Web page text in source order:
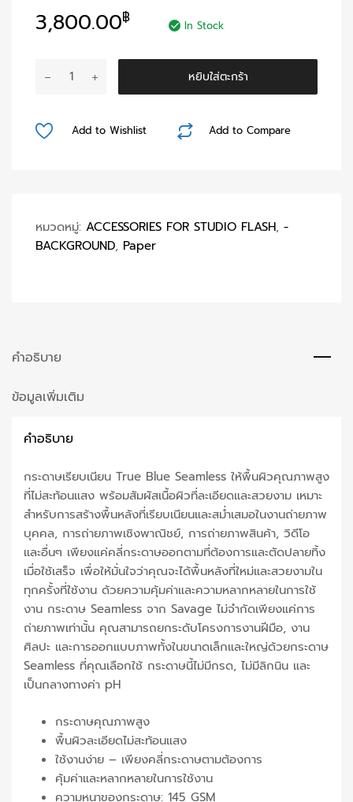
3,800.00฿ In Stock
จำนวน
Seamless
หยิบใส่ตะกร้า
Add to Compare
Add to Wishlist
หมวดหมู่: ACCESSORIES FOR STUDIO FLASH, -
BACKGROUND, Paper
คำอธิบาย
ข้อมูลเพิ่มเติม
คำอธิบาย
กระดาษเรียบเนียน True Blue Seamless ให้พื้นผิวคุณภาพสูง
ที่ไม่สะท้อนแสง พร้อมสัมผัสเนื้อผิวที่ละเอียดและสวยงาม เหมาะ
สำหรับการสร้างพื้นหลังที่เรียบเนียนและสม่ำเสมอในงานถ่ายภาพ
บุคคล, การถ่ายภาพเชิงพาณิชย์, การถ่ายภาพสินค้า, วิดีโอ
และอื่นๆ เพียงแค่คลี่กระดาษออกตามที่ต้องการและตัดปลายทิ้ง
เมื่อใช้เสร็จ เพื่อให้มั่นใจว่าคุณจะได้พื้นหลังที่ใหม่และสวยงามใน
ทุกครั้งที่ใช้งาน ด้วยความคุ้มค่าและความหลากหลายในการใช้
งาน กระดาษ Seamless จาก Savage ไม่จำกัดเพียงแค่การ
ถ่ายภาพเท่านั้น คุณสามารถยกระดับโครงการงานฝีมือ, งาน
ศิลปะ และการออกแบบภาพทั้งในขนาดเล็กและใหญ่ด้วยกระดาษ
Seamless ที่คุณเลือกใช้ กระดาษนี้ไม่มีกรด, ไม่มีลิกนิน และ
เป็นกลางทางค่า pH
กระดาษคุณภาพสูง
พื้นผิวละเอียดไม่สะท้อนแสง
ใช้งานง่าย – เพียงคลี่กระดาษตามต้องการ
คุ้มค่าและหลากหลายในการใช้งาน
ความหนาของกระดาษ: 145 GSM